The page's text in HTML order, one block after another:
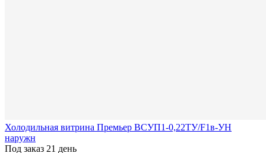
Холодильная витрина Премьер ВСУП1-0,22ТУ/F1в-УН
наружн
Под заказ 21 день